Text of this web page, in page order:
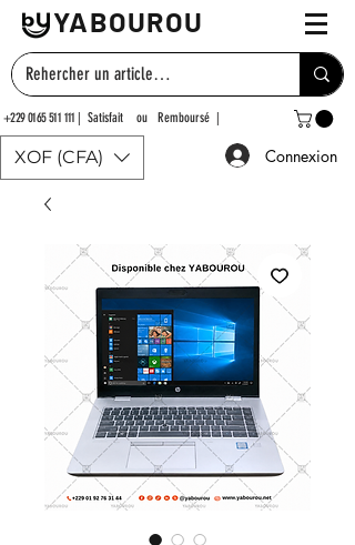
YABOUROU
+229 0165 511 111 | Satisfait ou Remboursé |
XOF (CFA) Connexion